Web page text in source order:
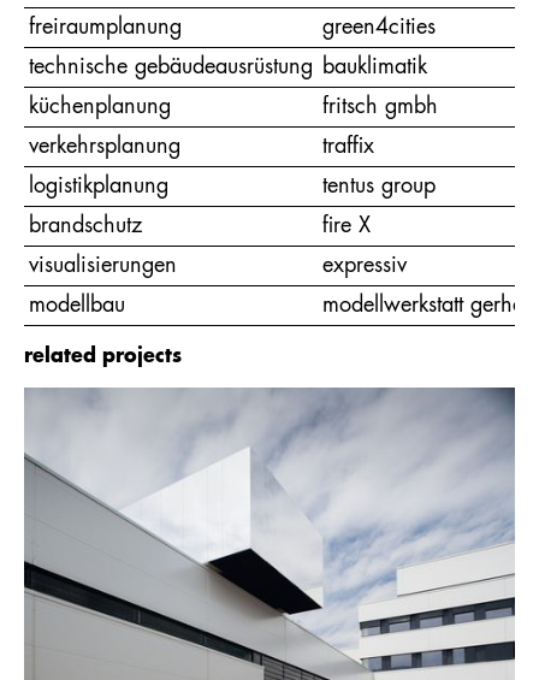
freiraumplanung
green4cities
technische gebäudeausrüstung
bauklimatik
küchenplanung
fritsch gmbh
verkehrsplanung
traffix
logistikplanung
tentus group
brandschutz
fire X
visualisierungen
expressiv
modellbau
modellwerkstatt
related projects